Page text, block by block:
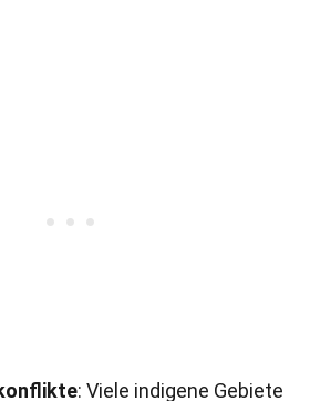
: Viele indigene Gebiete